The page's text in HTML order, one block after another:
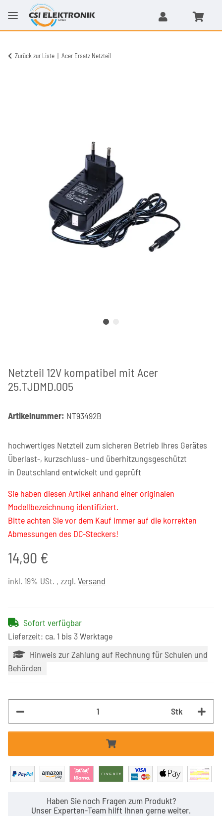
Zurück zur Liste Acer Ersatz Netzteil
Netzteil 12V kompatibel mit Acer
25.TJDMD.005
Artikelnummer: NT93492B
hochwertiges Netzteil zum sicheren Betrieb Ihres Gerätes
Überlast-, kurzschluss- und überhitzungsgeschützt
in Deutschland entwickelt und geprüft
Sie haben diesen Artikel anhand einer originalen
Modellbezeichnung identifiziert.
Bitte achten Sie vor dem Kauf immer auf die korrekten
Abmessungen des DC-Steckers!
14,90 €
inkl. 19% USt. , zzgl. Versand
Sofort verfügbar
Lieferzeit: ca. 1 bis 3 Werktage
Hinweis zur Zahlung auf Rechnung für Schulen und
Behörden
Stk
Haben Sie noch Fragen zum Produkt?
Unser Experten-Team hilft Ihnen gerne weiter.